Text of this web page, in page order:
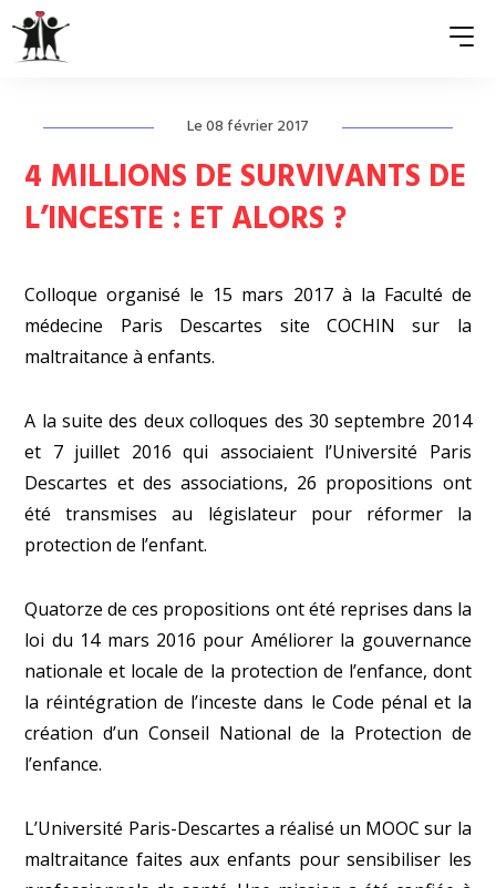
QUI SOMMES-NOUS ?
ASSOCIATIONS MEMBRES
S’ENGAGER
ACTUALITÉS
Le 08 février 2017
4 MILLIONS DE SURVIVANTS DE
L’INCESTE : ET ALORS ?
Colloque organisé le 15 mars 2017 à la Faculté de
médecine Paris Descartes site COCHIN sur la
maltraitance à enfants.
A la suite des deux colloques des 30 septembre 2014
et 7 juillet 2016 qui associaient l’Université Paris
Descartes et des associations, 26 propositions ont
été transmises au législateur pour réformer la
protection de l’enfant.
Quatorze de ces propositions ont été reprises dans la
loi du 14 mars 2016 pour Améliorer la gouvernance
nationale et locale de la protection de l’enfance, dont
la réintégration de l’inceste dans le Code pénal et la
création d’un Conseil National de la Protection de
l’enfance.
L’Université Paris-Descartes a réalisé un MOOC sur la
maltraitance faites aux enfants pour sensibiliser les